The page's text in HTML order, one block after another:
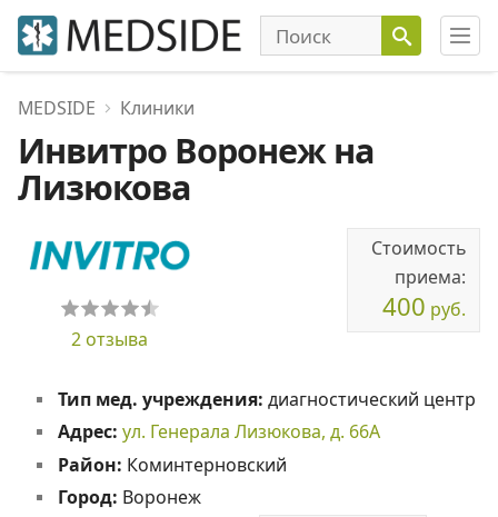
MEDSIDE Клиники
Инвитро Воронеж на
Лизюкова
Стоимость
приема:
400 руб.
2 отзыва
Тип мед. учреждения: диагностический центр
Адрес: ул. Генерала Лизюкова, д. 66А
Район: Коминтерновский
Город: Воронеж